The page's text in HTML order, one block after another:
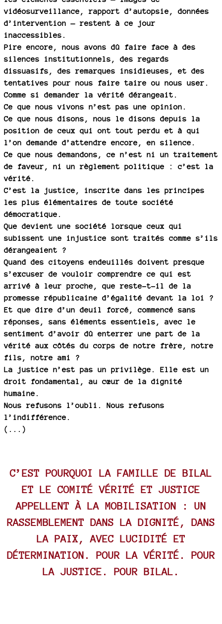
vidéosurveillance, rapport d’autopsie, données
d’intervention — restent à ce jour
inaccessibles.
Pire encore, nous avons dû faire face à des
silences institutionnels, des regards
dissuasifs, des remarques insidieuses, et des
tentatives pour nous faire taire ou nous user.
Comme si demander la vérité dérangeait.
Ce que nous vivons n’est pas une opinion.
Ce que nous disons, nous le disons depuis la
position de ceux qui ont tout perdu et à qui
l’on demande d’attendre encore, en silence.
Ce que nous demandons, ce n’est ni un traitement
de faveur, ni un règlement politique : c’est la
vérité.
C’est la justice, inscrite dans les principes
les plus élémentaires de toute société
démocratique.
Que devient une société lorsque ceux qui
subissent une injustice sont traités comme s’ils
dérangeaient ?
Quand des citoyens endeuillés doivent presque
s’excuser de vouloir comprendre ce qui est
arrivé à leur proche, que reste-t-il de la
promesse républicaine d’égalité devant la loi ?
Et que dire d’un deuil forcé, commencé sans
réponses, sans éléments essentiels, avec le
sentiment d’avoir dû enterrer une part de la
vérité aux côtés du corps de notre frère, notre
fils, notre ami ?
La justice n’est pas un privilège. Elle est un
droit fondamental, au cœur de la dignité
humaine.
Nous refusons l’oubli. Nous refusons
l’indifférence.
(...)
C’EST POURQUOI LA FAMILLE DE BILAL
ET LE COMITÉ VÉRITÉ ET JUSTICE
APPELLENT À LA MOBILISATION : UN
RASSEMBLEMENT DANS LA DIGNITÉ, DANS
LA PAIX, AVEC LUCIDITÉ ET
DÉTERMINATION. POUR LA VÉRITÉ. POUR
LA JUSTICE. POUR BILAL.